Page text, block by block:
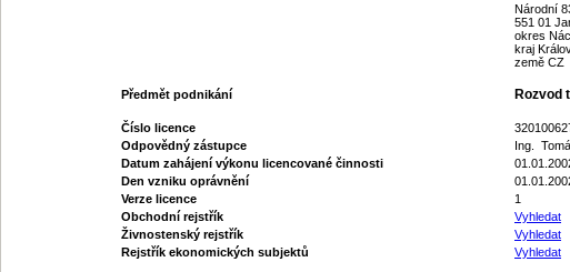
Národní
551 01
okres
kraj
země CZ
Předmět podnikání Rozvod
Číslo licence
Odpovědný zástupce
Ing.
Datum zahájení výkonu licencované činnosti
Den vzniku oprávnění
Verze licence
1
Obchodní rejstřík
Vyhledat
Živnostenský rejstřík
Vyhledat
Rejstřík ekonomických subjektů
Vyhledat